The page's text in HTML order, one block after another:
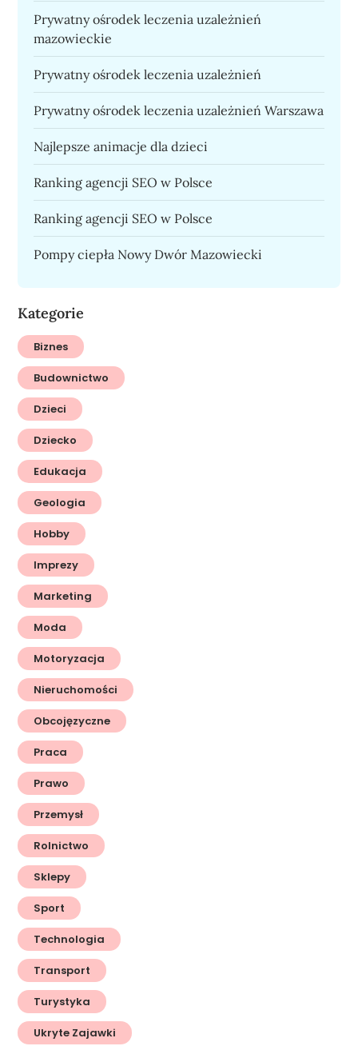
Prywatny ośrodek leczenia uzależnień
mazowieckie
Prywatny ośrodek leczenia uzależnień
Prywatny ośrodek leczenia uzależnień Warszawa
Najlepsze animacje dla dzieci
Ranking agencji SEO w Polsce
Ranking agencji SEO w Polsce
Pompy ciepła Nowy Dwór Mazowiecki
Kategorie
Biznes
Budownictwo
Dzieci
Dziecko
Edukacja
Geologia
Hobby
Imprezy
Marketing
Moda
Motoryzacja
Nieruchomości
Obcojęzyczne
Praca
Prawo
Przemysł
Rolnictwo
Sklepy
Sport
Technologia
Transport
Turystyka
Ukryte Zajawki